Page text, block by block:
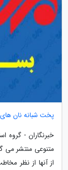
پخت شبانه نان
خبرنگاران - گروه
متنوعی منتشر می
از آنها از نظر